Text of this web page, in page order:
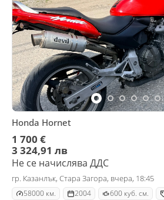
Honda Hornet
1 700 €
3 324,91 лв
Не се начислява ДДС
гр. Казанлък, Стара Загора, вчера, 18:45
58000 км. 2004 600 куб. см.